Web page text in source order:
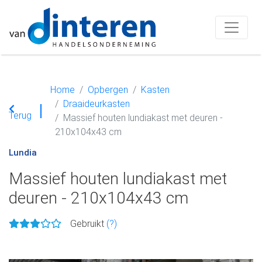
Terug
Home Opbergen
Kasten
Draaideurkasten
Massief houten lundiakast met deuren -
210x104x43 cm
Lundia
Massief houten lundiakast met
deuren - 210x104x43 cm
Gebruikt (?)